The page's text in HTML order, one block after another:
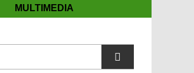
MULTIMEDIA